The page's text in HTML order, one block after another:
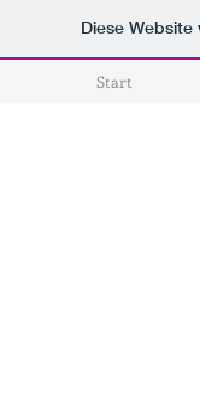
Diese
Start